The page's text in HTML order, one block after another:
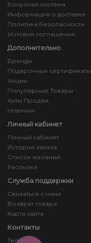
Бонусная система
Информация о доставке
Политика Безопасности
Условия соглашения
Дополнительно
Бренды
Подарочные сертификаты
Акции
Популярные Товары
Хиты Продаж
Новинки
Личный кабинет
Личный кабинет
История заказа
Список желаний
Рассылка
Служба поддержки
Связаться с нами
Возврат товара
Карта сайта
Контакты
Телефоны: